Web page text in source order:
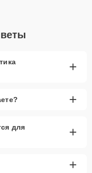
+
+
для
+
+